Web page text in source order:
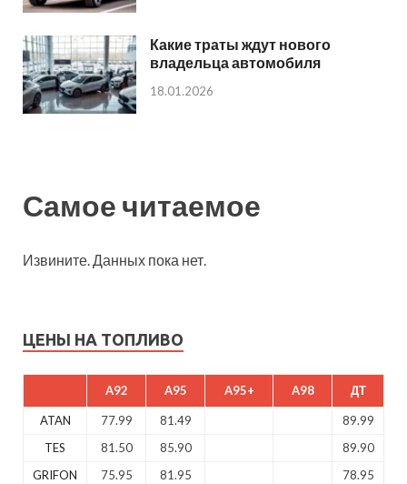
Какие траты ждут нового
владельца автомобиля
18.01.2026
Самое читаемое
Извините. Данных пока нет.
ЦЕНЫ НА ТОПЛИВО
A92 A95 A95+ A98 ДТ
ATAN 77.99 81.49
89.99
TES
81.50 85.90
89.90
GRIFON
75.95 81.95 78.95